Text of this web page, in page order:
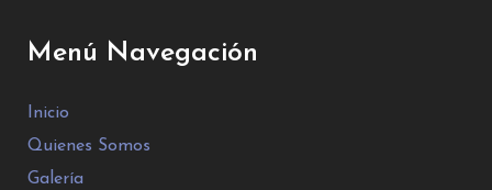
Menú Navegación
Inicio
Quienes Somos
Galería